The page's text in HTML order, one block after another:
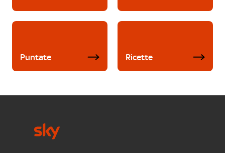
Puntate Ricette